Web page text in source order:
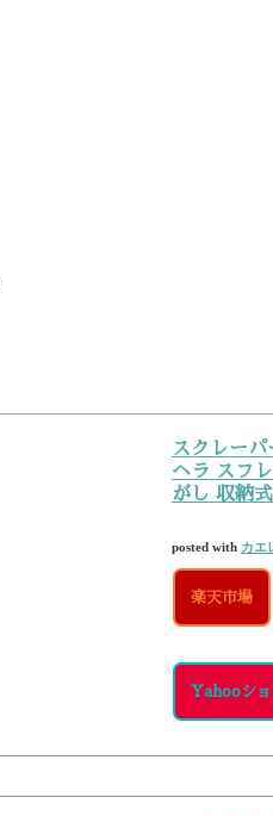
スクレー
ヘラ スフ
がし 収納
posted with カエ
楽天市場
Yahooシ